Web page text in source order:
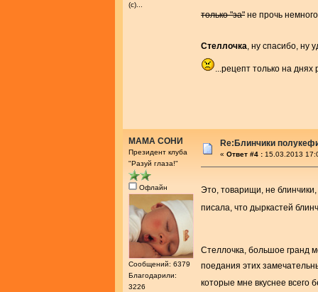
(с)...
только "за" не прочь
Стеллочка, ну спасибо, ну
...рецепт только на днях
МАМА СОНИ
Президент клуба
"Разуй глаза!"
Офлайн
Сообщений: 6379
Благодарили:
3226
Re:Блинчики
« Ответ #4 : 15.03.2013
Это, товарищи, не
писала, что дыркастей
Стеллочка, большое гранд
поедания этих
которые мне вкуснее всего